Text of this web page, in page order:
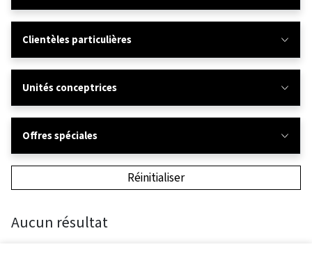
Clientèles particulières
Unités conceptrices
Offres spéciales
Réinitialiser
Aucun résultat